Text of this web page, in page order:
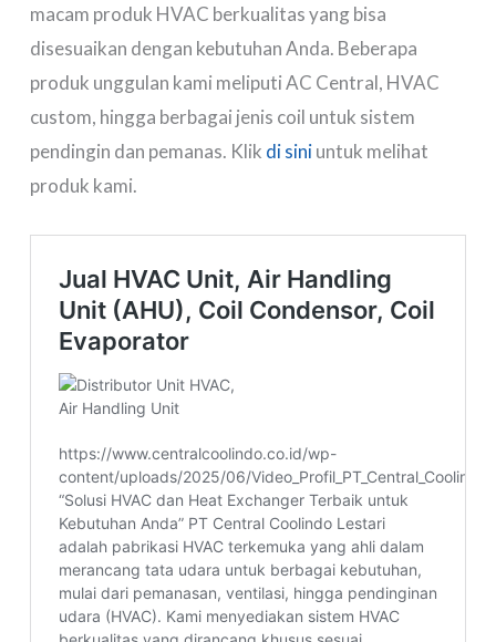
macam produk HVAC berkualitas yang bisa
disesuaikan dengan kebutuhan Anda. Beberapa
produk unggulan kami meliputi AC Central, HVAC
custom, hingga berbagai jenis coil untuk sistem
pendingin dan pemanas. Klik di siniuntuk melihat
produk kami.